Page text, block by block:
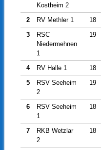
Kostheim 2
2 RV Methler 1 18
3
RSC
Niedermehnen
1
19
4 RV Halle 1 18
5
RSV Seeheim
2
19
6
RSV Seeheim
1
18
7
RKB Wetzlar
2
18